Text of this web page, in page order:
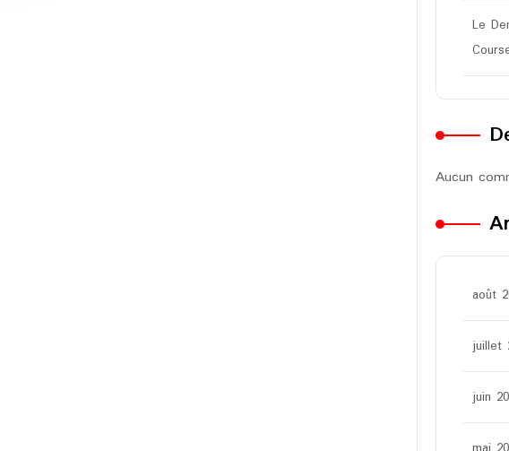
Le
Aucun
août
juillet
juin